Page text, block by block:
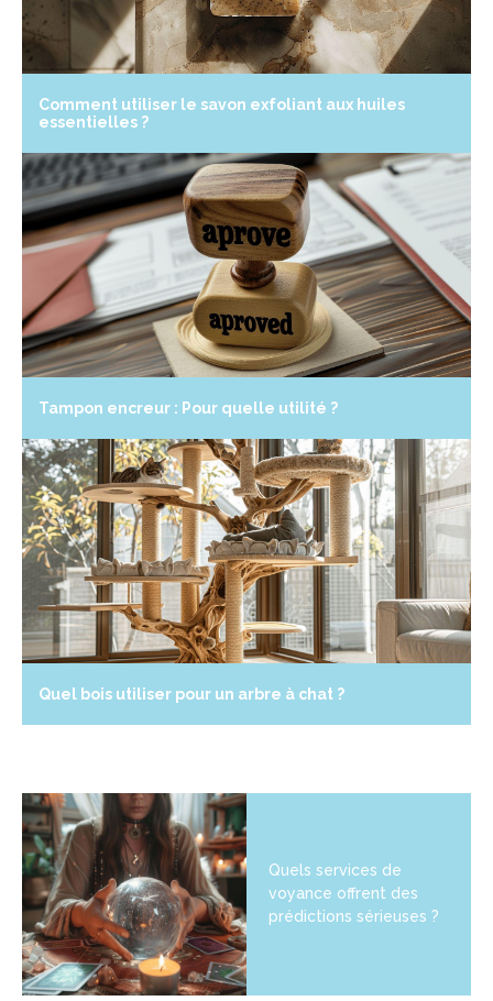
Comment utiliser le savon exfoliant aux huiles
essentielles ?
Tampon encreur : Pour quelle utilité ?
Quel bois utiliser pour un arbre à chat ?
Quels services de
voyance offrent des
prédictions sérieuses ?